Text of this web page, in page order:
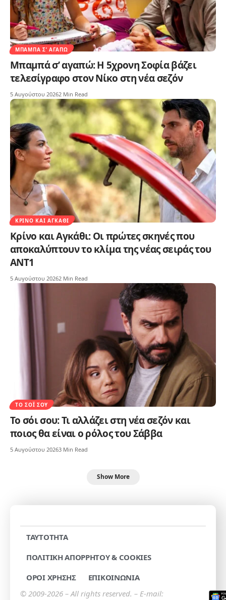
ΜΠΑΜΠΆ Σ’ ΑΓΑΠΏ
Μπαμπά σ’ αγαπώ: Η 5χρονη Σοφία βάζει
τελεσίγραφο στον Νίκο στη νέα σεζόν
5 Αυγούστου 20262 Min Read
ΚΡΊΝΟ ΚΑΙ ΑΓΚΆΘΙ
Κρίνο και Αγκάθι: Οι πρώτες σκηνές που
αποκαλύπτουν το κλίμα της νέας σειράς του
ΑΝΤ1
5 Αυγούστου 20262 Min Read
ΤΟ ΣΌΙ ΣΟΥ
Το σόι σου: Τι αλλάζει στη νέα σεζόν και
ποιος θα είναι ο ρόλος του Σάββα
5 Αυγούστου 20263 Min Read
Show More
TAYTOTHTA
ΠΟΛΙΤΙΚΗ ΑΠΟΡΡΗΤΟΥ & COOKIES
ΟΡΟΙ ΧΡΗΣΗΣ
ΕΠΙΚΟΙΝΩΝΙΑ
© 2009-2026 – All rights reserved. – E-mail: